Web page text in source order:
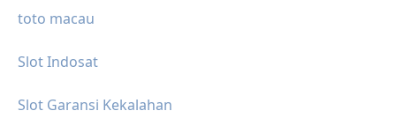
toto macau
Slot Indosat
Slot Garansi Kekalahan